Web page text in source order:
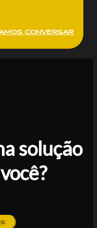
CONVERSAR
solução